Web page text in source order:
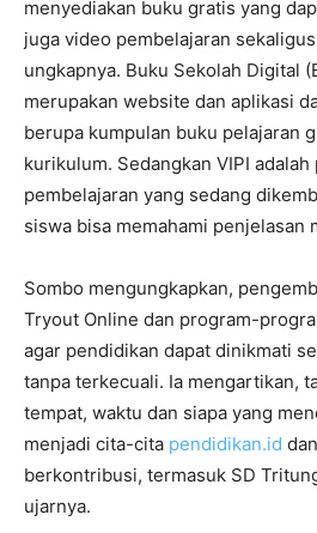
menyediakan buku gratis yang
juga video pembelajaran
ungkapnya. Buku Sekolah Digital
merupakan website dan aplikasi
berupa kumpulan buku pelajaran
kurikulum. Sedangkan VIPI
pembelajaran yang sedang
siswa bisa memahami penjelasan
Sombo mengungkapkan,
Tryout Online dan program-
agar pendidikan dapat dinikmati
tanpa terkecuali. Ia mengartikan,
tempat, waktu dan siapa yang
menjadi cita-cita pendidikan.id
berkontribusi, termasuk SD
ujarnya.